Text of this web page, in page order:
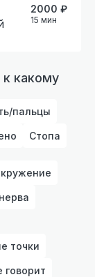
15 мин
2000 ₽
к какому
пальцы
Стопа
точки
говорит